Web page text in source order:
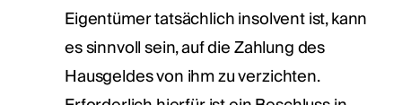
Eigentümer tatsächlich insolvent ist, kann
es sinnvoll sein, auf die Zahlung des
Hausgeldes von ihm zu verzichten.